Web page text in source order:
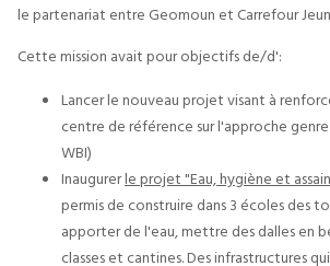
le partenariat entre Geomoun et Carrefour
Cette mission avait pour objectifs de/d':
Lancer le nouveau projet visant à
centre de référence sur l'approche
WBI)
Inaugurerle projet "Eau, hygiène et
permis de construire dans 3 écoles des
apporter de l'eau, mettre des dalles en
classes et cantines. Des infrastructures